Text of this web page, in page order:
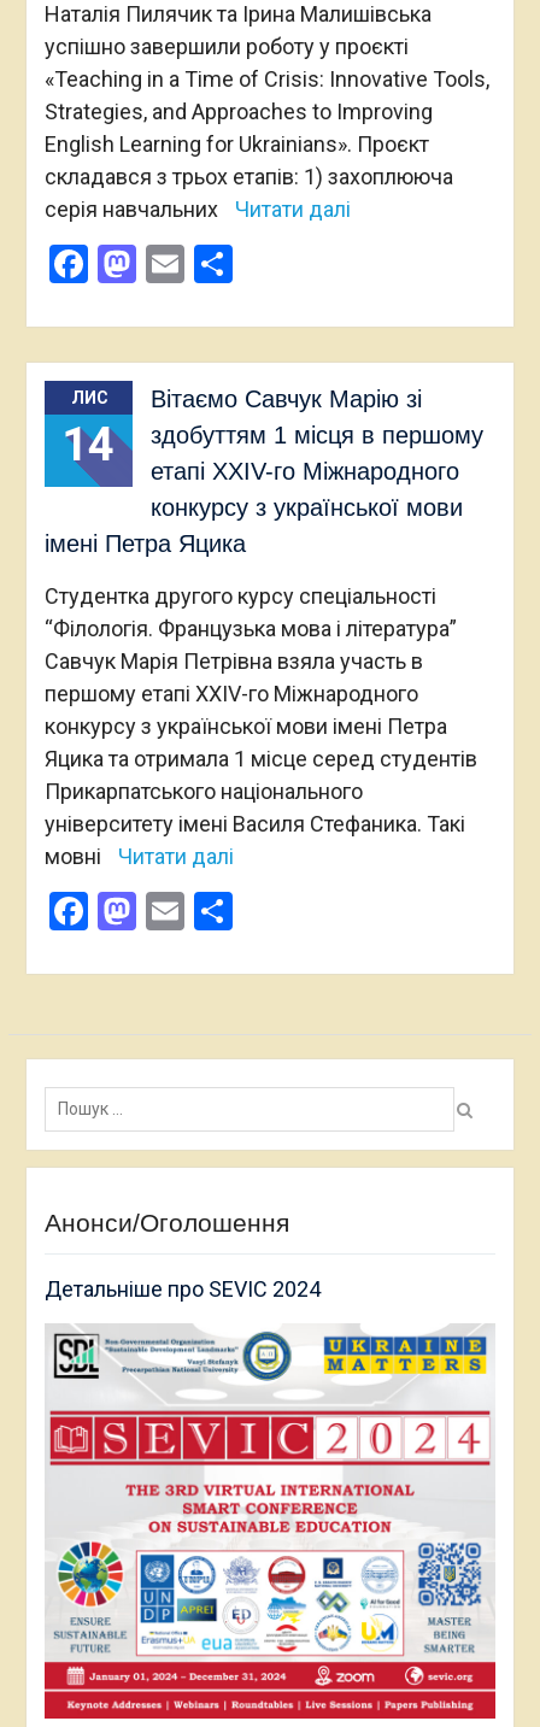
Наталія Пилячик та Ірина Малишівська
успішно завершили роботу у проєкті
«Teaching in a Time of Crisis: Innovative Tools,
Strategies, and Approaches to Improving
English Learning for Ukrainians». Проєкт
складався з трьох етапів: 1) захоплююча
серія навчальних
Читати далі
Facebook
Mastodon
EmailПоділитися
ЛИС
14
Вітаємо Савчук Марію зі
здобуттям 1 місця в першому
етапі XXIV-го Міжнародного
конкурсу з української мови
імені Петра Яцика
Студентка другого курсу спеціальності
“Філологія. Французька мова і література”
Савчук Марія Петрівна взяла участь в
першому етапі XXIV-го Міжнародного
конкурсу з української мови імені Петра
Яцика та отримала 1 місце серед студентів
Прикарпатського національного
університету імені Василя Стефаника. Такі
мовні
Читати далі
Facebook
Mastodon
EmailПоділитися
Пошук:
Анонси/Оголошення
Детальніше про SEVIC 2024